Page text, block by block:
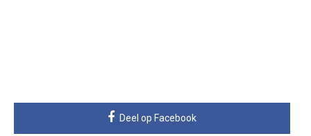
Deel op Facebook